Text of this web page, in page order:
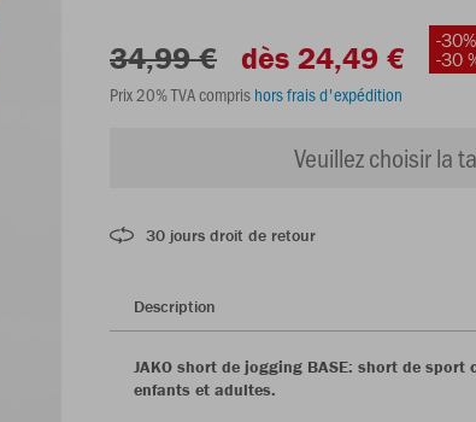
34,99 € dès 24,49 €
-
-30
Prix 20% TVA compris hors frais d'expédition
Veuillez choisir la
30 jours droit de retour
Description
JAKO short de jogging BASE: short de
enfants et adultes.